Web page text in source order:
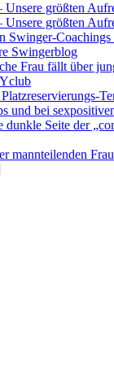
größten
größten
Swinger-Coachings
Swingerblog
Frau fällt über
und bei
Seite der
mannteilenden Frau